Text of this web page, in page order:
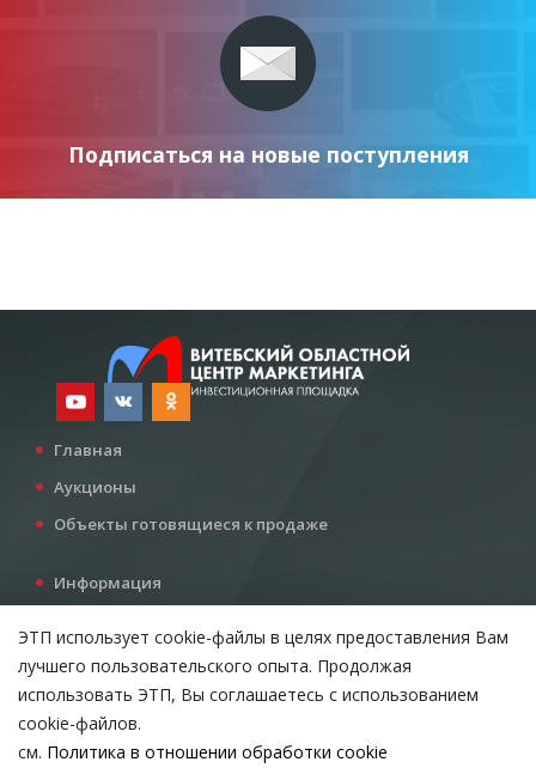
Подписаться на новые поступления
Главная
Аукционы
Объекты готовящиеся к продаже
Информация
Все для инвестора
Контакты
Возникли вопросы?
ЭТП использует cookie-файлы в целях предоставления Вам
лучшего пользовательского опыта. Продолжая
использовать ЭТП, Вы соглашаетесь с использованием
cookie-файлов.
см. Политика в отношении обработки cookie